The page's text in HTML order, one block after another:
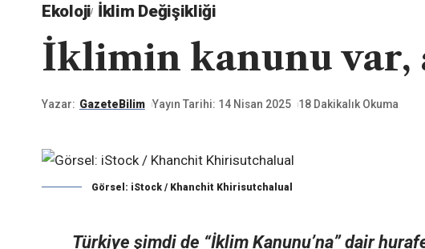
Ekoloji İklim Değişikliği
İklimin kanunu var,
Yazar: GazeteBilim Yayın Tarihi: 14 Nisan 2025 18 Dakikalık Okuma
Görsel: iStock / Khanchit Khirisutchalual
Türkiye şimdi de “İklim Kanunu’na” dair